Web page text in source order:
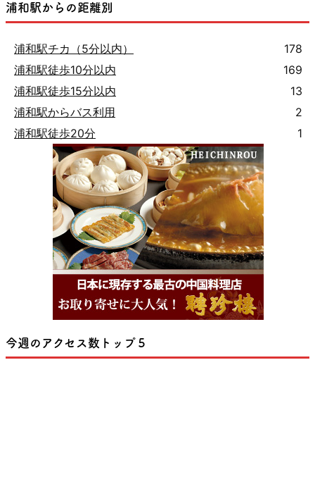
浦和駅からの距離別
浦和駅チカ（5分以内）
178
浦和駅徒歩10分以内
169
浦和駅徒歩15分以内
13
浦和駅からバス利用
2
浦和駅徒歩20分
1
今週のアクセス数トップ５